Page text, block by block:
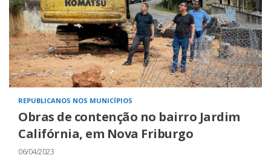
REPUBLICANOS NOS MUNICÍPIOS
Obras de contenção no bairro Jardim
Califórnia, em Nova Friburgo
06/04/2023